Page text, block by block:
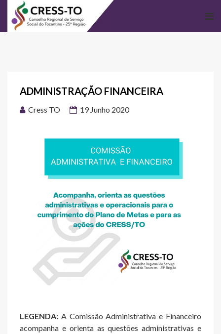
ADMINISTRAÇÃO FINANCEIRA
Cress TO 19 Junho 2020
LEGENDA: A Comissão Administrativa e Financeiro
acompanha e orienta as questões administrativas e